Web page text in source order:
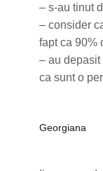
– s-au tinut
– consider
fapt ca 90%
– au depasit
ca sunt o
Georgiana